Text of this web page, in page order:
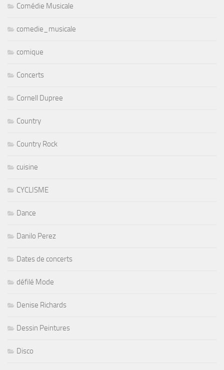
Comédie Musicale
comedie_musicale
comique
Concerts
Cornell Dupree
Country
Country Rock
cuisine
CYCLISME
Dance
Danilo Perez
Dates de concerts
défilé Mode
Denise Richards
Dessin Peintures
Disco